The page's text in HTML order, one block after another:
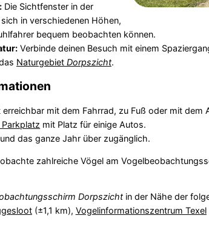
Die Sichtfenster in der
in verschiedenen Höhen,
bequem beobachten können.
Verbinde deinen Besuch mit einem
Naturgebiet Dorpszicht.
mit dem Fahrrad, zu Fuß oder mit dem
Parkplatz mit Platz für einige Autos.
das ganze Jahr über zugänglich.
zahlreiche Vögel am
Dorpszichtin der Nähe der
(±1,1 km), Vogelinformationszentrum Texel